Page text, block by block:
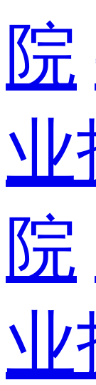
院
业
院
业